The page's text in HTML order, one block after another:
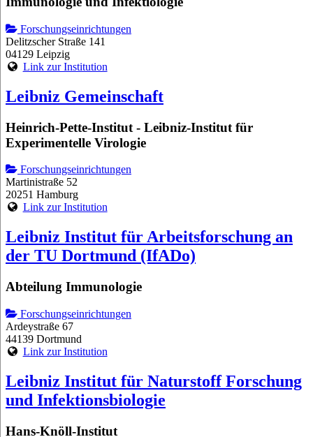
Forschungseinrichtungen
Delitzscher Straße 141
04129 Leipzig
Link zur Institution
Leibniz Gemeinschaft
Heinrich-Pette-Institut - Leibniz-Institut für
Experimentelle Virologie
Forschungseinrichtungen
Martinistraße 52
20251 Hamburg
Link zur Institution
Leibniz Institut für Arbeitsforschung an
der TU Dortmund (IfADo)
Abteilung Immunologie
Forschungseinrichtungen
Ardeystraße 67
44139 Dortmund
Link zur Institution
Leibniz Institut für Naturstoff Forschung
und Infektionsbiologie
Hans-Knöll-Institut